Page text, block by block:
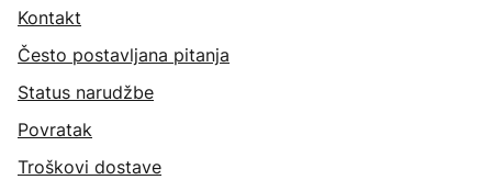
Kontakt
Često postavljana pitanja
Status narudžbe
Povratak
Troškovi dostave